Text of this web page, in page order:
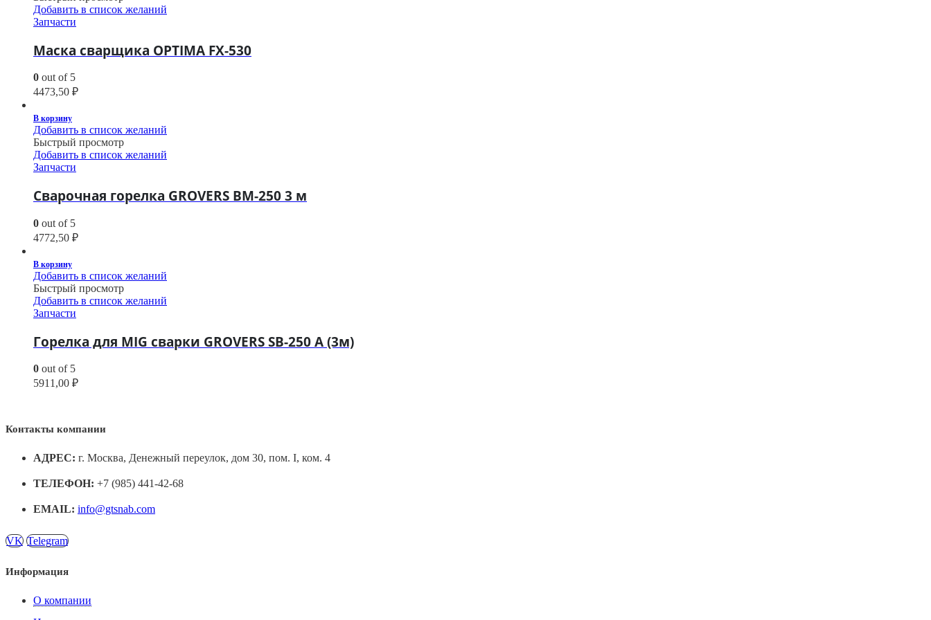
Добавить в список желаний
Запчасти
Маска сварщика OPTIMA FX-530
0 out of 5
4473,50 ₽
В корзину
Добавить в список желаний
Быстрый просмотр
Добавить в список желаний
Запчасти
Сварочная горелка GROVERS BM-250 3 м
0 out of 5
4772,50 ₽
В корзину
Добавить в список желаний
Быстрый просмотр
Добавить в список желаний
Запчасти
Горелка для MIG сварки GROVERS SB-250 А (3м)
0 out of 5
5911,00 ₽
Контакты компании
АДРЕС: г. Москва, Денежный переулок, дом 30, пом. I, ком. 4
ТЕЛЕФОН: +7 (985) 441-42-68
EMAIL: info@gtsnab.com
VK Telegram
Информация
О компании